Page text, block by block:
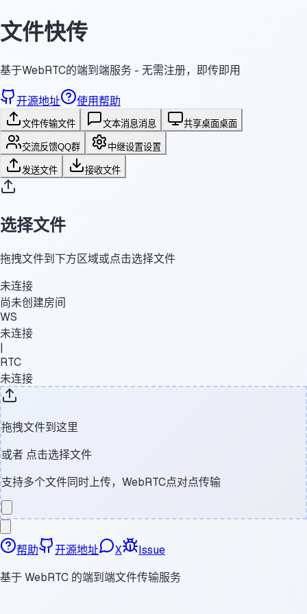
文件快传
基于WebRTC的端到端服务 - 无需注册，即传即用
开源地址 使用帮助
文件传输文件 文本消息消息 共享桌面桌面
交流反馈QQ群 中继设置设置
发送文件 接收文件
选择文件
拖拽文件到下方区域或点击选择文件
未连接
尚未创建房间
WS
未连接
|
RTC
未连接
拖拽文件到这里
或者 点击选择文件
支持多个文件同时上传，WebRTC点对点传输
帮助 开源地址 X
Issue
基于 WebRTC 的端到端文件传输服务